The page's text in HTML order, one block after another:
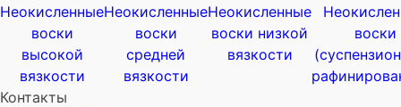
Неокисленные
воски
высокой
вязкости
Неокисленные
воски
средней
вязкости
Неокисленные
воски низкой
вязкости
воски
Контакты